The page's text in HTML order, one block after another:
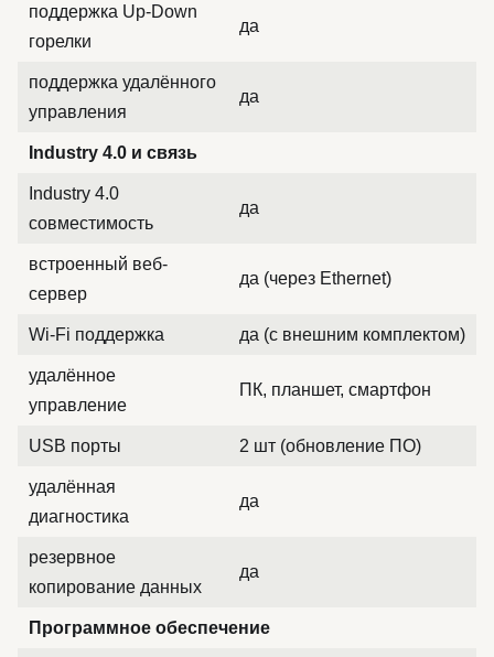
поддержка Up-Down
горелки
да
поддержка удалённого
управления
да
Industry 4.0 и связь
Industry 4.0
совместимость
да
встроенный веб-
сервер
да (через Ethernet)
Wi-Fi поддержка да (с внешним комплектом)
удалённое
управление
ПК, планшет, смартфон
USB порты 2 шт (обновление ПО)
удалённая
диагностика
да
резервное
копирование данных
да
Программное обеспечение